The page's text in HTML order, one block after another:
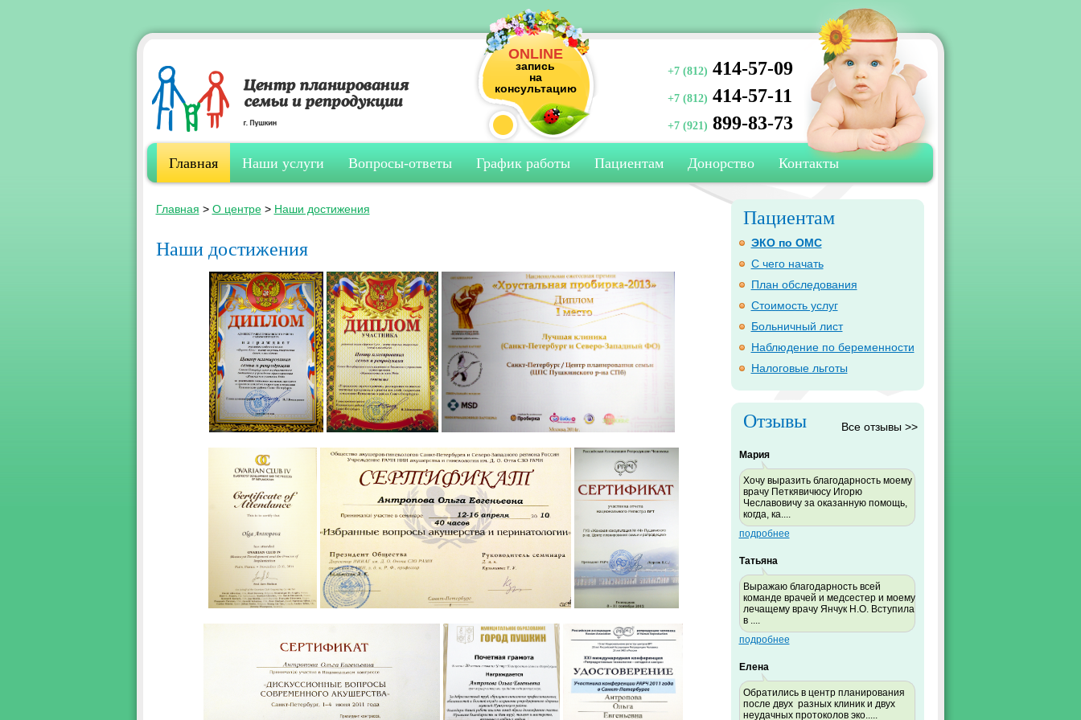
ONLINE
запись
на
консультацию
+7 (812) 414-57-09
+7 (812) 414-57-11
+7 (921) 899-83-73
Главная Наши услуги Вопросы-ответы График работы Пациентам Донорство Контакты
Главная > О центре> Наши достижения
Наши достижения
Пациентам
ЭКО по ОМС
С чего начать
План обследования
Стоимость услуг
Больничный лист
Наблюдение по беременности
Налоговые льготы
Отзывы Все отзывы >>
Мария
Хочу выразить благодарность моему
врачу Петкявичюсу Игорю
Чеславовичу за оказанную помощь,
когда, ка....
подробнее
Татьяна
Выражаю благодарность всей
команде врачей и медсестер и моему
лечащему врачу Янчук Н.О. Вступила
в ....
подробнее
Елена
Обратились в центр планирования
после двух разных клиник и двух
неудачных протоколов эко.....